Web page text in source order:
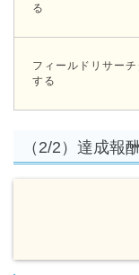
る
フィールドリサー
する
（2/2）達成報